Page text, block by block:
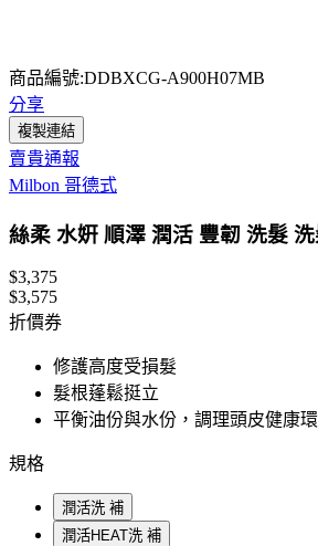
商品編號:DDBXCG-A900H07MB
分享
複製連結
賣貴通報
Milbon 哥德式
絲柔 水姸 順澤 潤活 豐韌 洗髮
$3,375
$3,575
折價券
修護高度受損髮
髮根蓬鬆挺立
平衡油份與水份，調理頭皮健康
規格
潤活洗 補
潤活HEAT洗 補